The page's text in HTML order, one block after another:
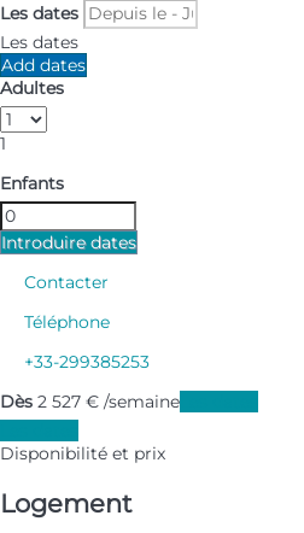
Les dates
Les dates
Add dates
Adultes
1
Enfants
Introduire dates
Contacter
Téléphone
+33-299385253
Dès 2 527 € /semaine
Disponibilité et prix
Logement